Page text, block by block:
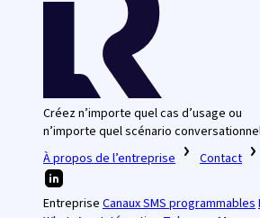
Créez n’importe quel cas d’usage ou
n’importe quel scénario
À propos de l’entreprise
Contact
Entreprise Canaux SMS programmables